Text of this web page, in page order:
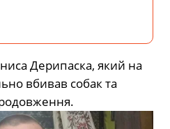
Дерипаска, який на
вбивав собак та